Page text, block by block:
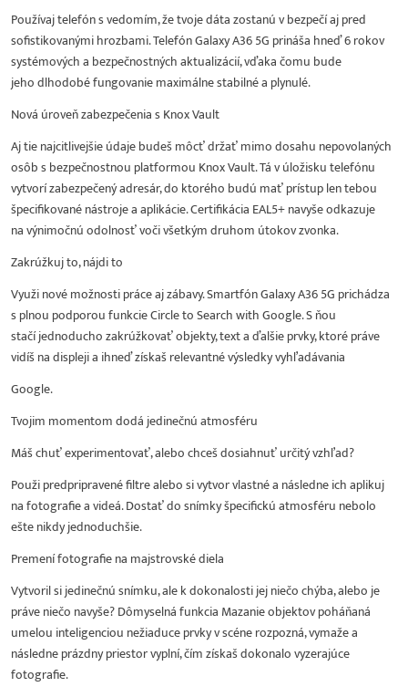
Používaj telefón s vedomím, že tvoje dáta zostanú v bezpečí aj pred
sofistikovanými hrozbami. Telefón Galaxy A36 5G prináša hneď 6 rokov
systémových a bezpečnostných aktualizácií, vďaka čomu bude
jeho dlhodobé fungovanie maximálne stabilné a plynulé.
Nová úroveň zabezpečenia s Knox Vault
Aj tie najcitlivejšie údaje budeš môcť držať mimo dosahu nepovolaných
osôb s bezpečnostnou platformou Knox Vault. Tá v úložisku telefónu
vytvorí zabezpečený adresár, do ktorého budú mať prístup len tebou
špecifikované nástroje a aplikácie. Certifikácia EAL5+ navyše odkazuje
na výnimočnú odolnosť voči všetkým druhom útokov zvonka.
Zakrúžkuj to, nájdi to
Využi nové možnosti práce aj zábavy. Smartfón Galaxy A36 5G prichádza
s plnou podporou funkcie Circle to Search with Google. S ňou
stačí jednoducho zakrúžkovať objekty, text a ďalšie prvky, ktoré práve
vidíš na displeji a ihneď získaš relevantné výsledky vyhľadávania
Google.
Tvojim momentom dodá jedinečnú atmosféru
Máš chuť experimentovať, alebo chceš dosiahnuť určitý vzhľad?
Použi predpripravené filtre alebo si vytvor vlastné a následne ich aplikuj
na fotografie a videá. Dostať do snímky špecifickú atmosféru nebolo
ešte nikdy jednoduchšie.
Premení fotografie na majstrovské diela
Vytvoril si jedinečnú snímku, ale k dokonalosti jej niečo chýba, alebo je
práve niečo navyše? Dômyselná funkcia Mazanie objektov poháňaná
umelou inteligenciou nežiaduce prvky v scéne rozpozná, vymaže a
následne prázdny priestor vyplní, čím získaš dokonalo vyzerajúce
fotografie.